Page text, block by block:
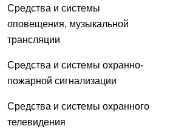
Средства и системы
оповещения, музыкальной
трансляции
Средства и системы охранно-
пожарной сигнализации
Средства и системы охранного
телевидения